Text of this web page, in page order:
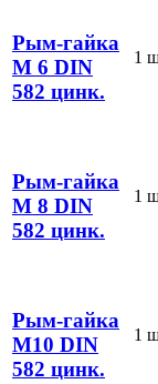
Рым-гайка
М 6 DIN
582 цинк.
1
Рым-гайка
М 8 DIN
582 цинк.
1
Рым-гайка
М10 DIN
582 цинк.
1